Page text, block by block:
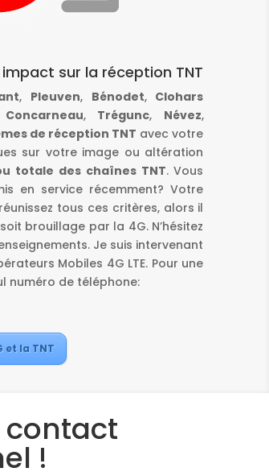
sur la réception TNT
, Pleuven, Bénodet, Clohars
Concarneau, Trégunc, Névez,
de réception TNT avec votre
sur votre image ou altération
totale des chaînes TNT. Vous
en service récemment? Votre
tous ces critères, alors il
brouillage par la 4G. N’hésitez
Je suis intervenant
Mobiles 4G LTE. Pour une
numéro de téléphone:
et la TNT
contact
!